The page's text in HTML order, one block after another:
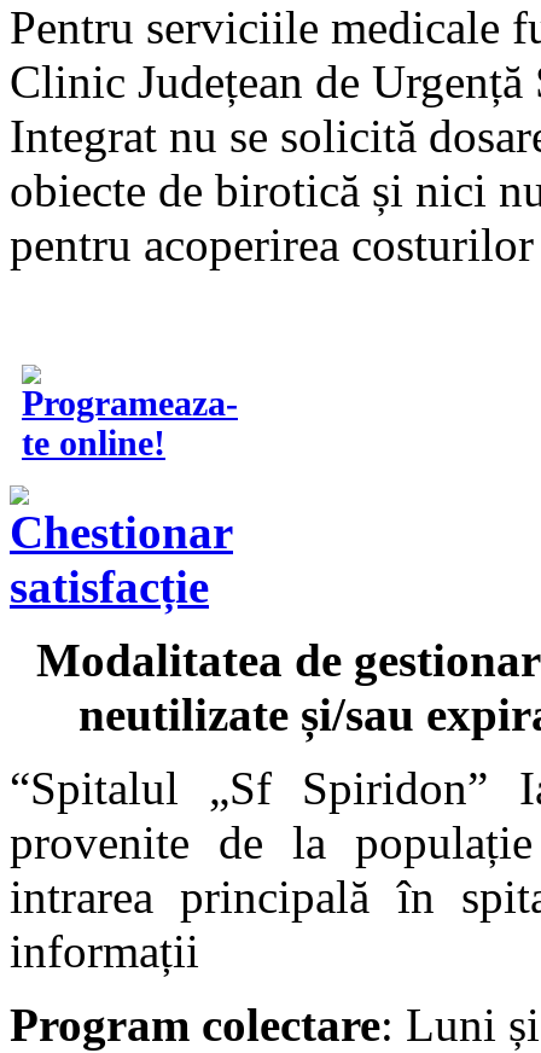
Pentru serviciile medicale
Clinic Județean de
Integrat nu se solicită
obiecte de birotică și nici
pentru acoperirea costurilor
Modalitatea de
neutilizate și/sau
“Spitalul „Sf Spiridon”
provenite de la
intrarea principală în
informații
Program colectare: Luni